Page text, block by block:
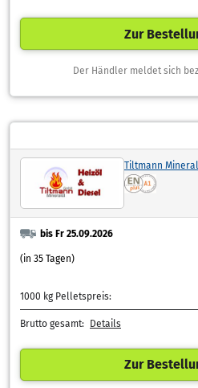
Zur
Der Händler meldet sich
Tiltmann
bis Fr 25.09.2026
(in 35 Tagen)
1000 kg Pelletspreis:
Brutto gesamt: Details
Zur